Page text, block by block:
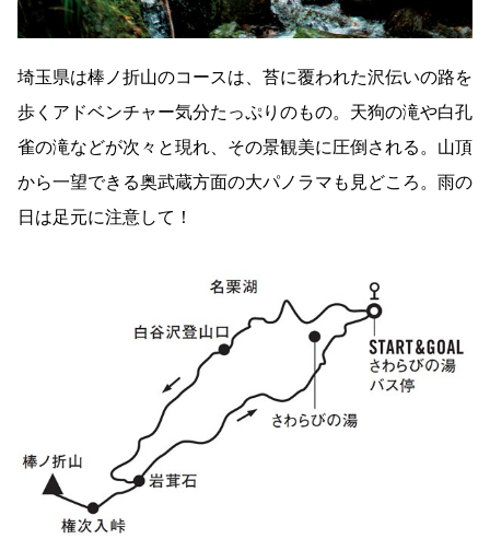
埼玉県は棒ノ折山のコースは、苔に覆われた沢伝いの路を
歩くアドベンチャー気分たっぷりのもの。天狗の滝や白孔
雀の滝などが次々と現れ、その景観美に圧倒される。山頂
から一望できる奥武蔵方面の大パノラマも見どころ。雨の
日は足元に注意して！